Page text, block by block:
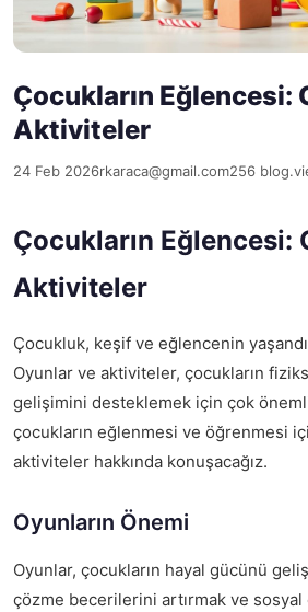
Çocukların Eğlencesi:
Aktiviteler
24 Feb 2026rkaraca@gmail.com256
Çocukların Eğlencesi:
Aktiviteler
Çocukluk, keşif ve eğlencenin
Oyunlar ve aktiviteler, çocukların
gelişimini desteklemek için çok
çocukların eğlenmesi ve öğrenmesi
aktiviteler hakkında konuşacağız.
Oyunların Önemi
Oyunlar, çocukların hayal gücünü
çözme becerilerini artırmak ve